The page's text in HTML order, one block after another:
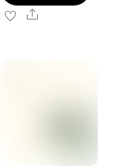
Ale